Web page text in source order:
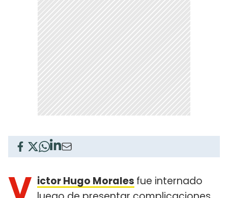
V ictor Hugo Morales fue internado